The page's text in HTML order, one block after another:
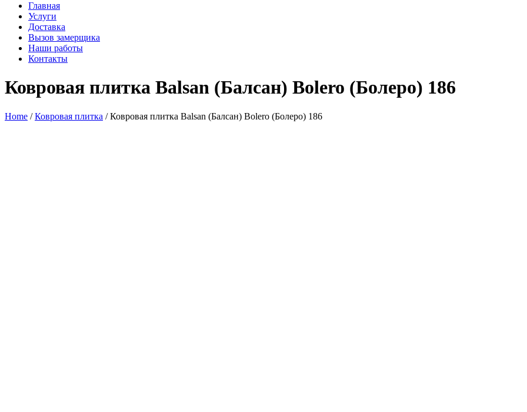
Главная
Услуги
Доставка
Вызов замерщика
Наши работы
Контакты
Ковровая плитка Balsan (Балсан) Bolero (Болеро) 186
Home /Ковровая плитка / Ковровая плитка Balsan (Балсан) Bolero (Болеро) 186